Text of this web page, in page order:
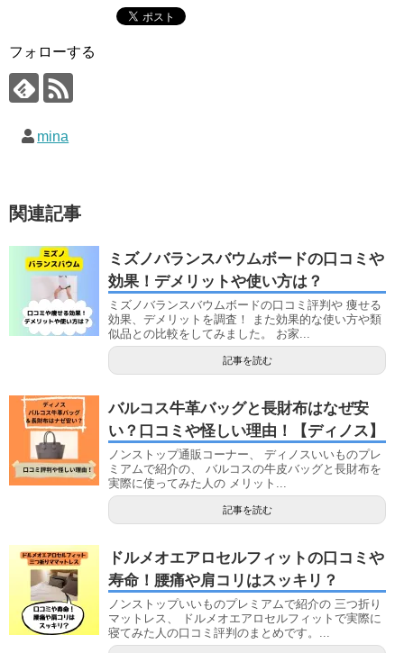
フォローする
mina
関連記事
ミズノバランスバウムボードの口コミや
効果！デメリットや使い方は？
ミズノバランスバウムボードの口コミ評判や 痩せる
効果、デメリットを調査！ また効果的な使い方や類
似品との比較をしてみました。 お家...
記事を読む
バルコス牛革バッグと長財布はなぜ安
い？口コミや怪しい理由！【ディノス】
ノンストップ通販コーナー、 ディノスいいものプレ
ミアムで紹介の、 バルコスの牛皮バッグと長財布を
実際に使ってみた人の メリット...
記事を読む
ドルメオエアロセルフィットの口コミや
寿命！腰痛や肩コリはスッキリ？
ノンストップいいものプレミアムで紹介の 三つ折り
マットレス、 ドルメオエアロセルフィットで実際に
寝てみた人の口コミ評判のまとめです。...